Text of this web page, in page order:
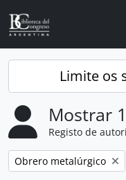
Skip to main content
Limite os
Mostrar
Registo de
Remover filtro:
Obrero metalúrgico